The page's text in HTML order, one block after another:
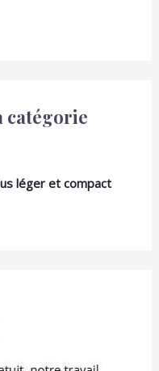
catégorie
léger et compact